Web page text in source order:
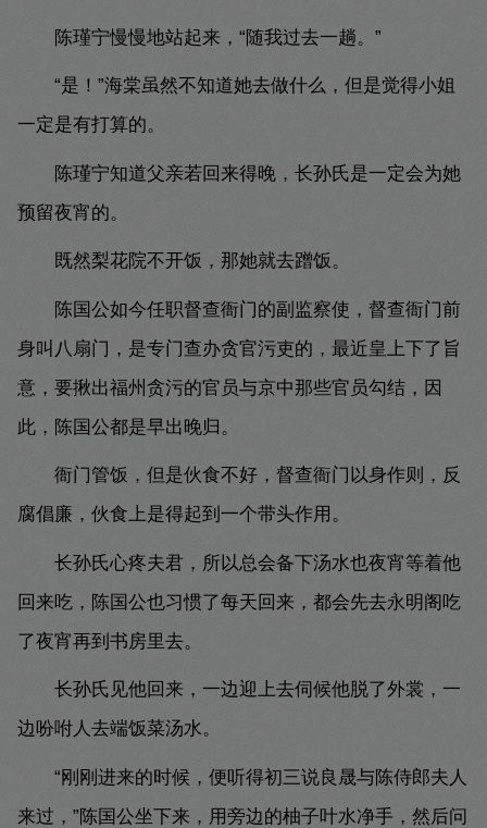
陈瑾宁慢慢地站起来，“随我过去一趟。”
“是！”海棠虽然不知道她去做什么，但是觉得小姐
一定是有打算的。
陈瑾宁知道父亲若回来得晚，长孙氏是一定会为她
预留夜宵的。
既然梨花院不开饭，那她就去蹭饭。
陈国公如今任职督查衙门的副监察使，督查衙门前
身叫八扇门，是专门查办贪官污吏的，最近皇上下了旨
意，要揪出福州贪污的官员与京中那些官员勾结，因
此，陈国公都是早出晚归。
衙门管饭，但是伙食不好，督查衙门以身作则，反
腐倡廉，伙食上是得起到一个带头作用。
长孙氏心疼夫君，所以总会备下汤水也夜宵等着他
回来吃，陈国公也习惯了每天回来，都会先去永明阁吃
了夜宵再到书房里去。
长孙氏见他回来，一边迎上去伺候他脱了外裳，一
边吩咐人去端饭菜汤水。
“刚刚进来的时候，便听得初三说良晟与陈侍郎夫人
来过，”陈国公坐下来，用旁边的柚子叶水净手，然后问